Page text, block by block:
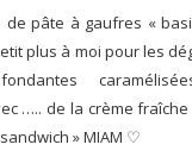
de pâte à gaufres «
plus à moi pour les
….. de la crème
» MIAM ♡